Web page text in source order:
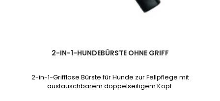
2-IN-1-HUNDEBÜRSTE OHNE GRIFF
2-in-1-Grifflose Bürste für Hunde zur Fellpflege mit
austauschbarem doppelseitigem Kopf.